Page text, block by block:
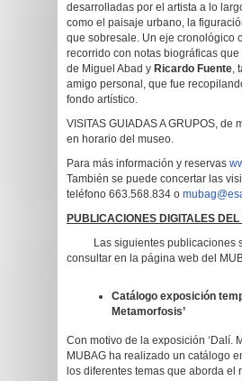
desarrolladas por el artista a lo
como el paisaje urbano, la
que sobresale. Un eje cronológico
recorrido con notas biográficas
de Miguel Abad y Ricardo Fuente,
amigo personal, que fue
fondo artístico.
VISITAS GUIADAS A GRUPOS, de
en horario del museo.
Para más información y reservas
También se puede concertar las
teléfono 663.568.834 o
PUBLICACIONES DIGITALES
Las siguientes publicaciones
consultar en la página web del
Catálogo exposición
Metamorfosis’
Con motivo de la exposición ‘Dalí.
MUBAG ha realizado un catálogo
los diferentes temas que aborda el